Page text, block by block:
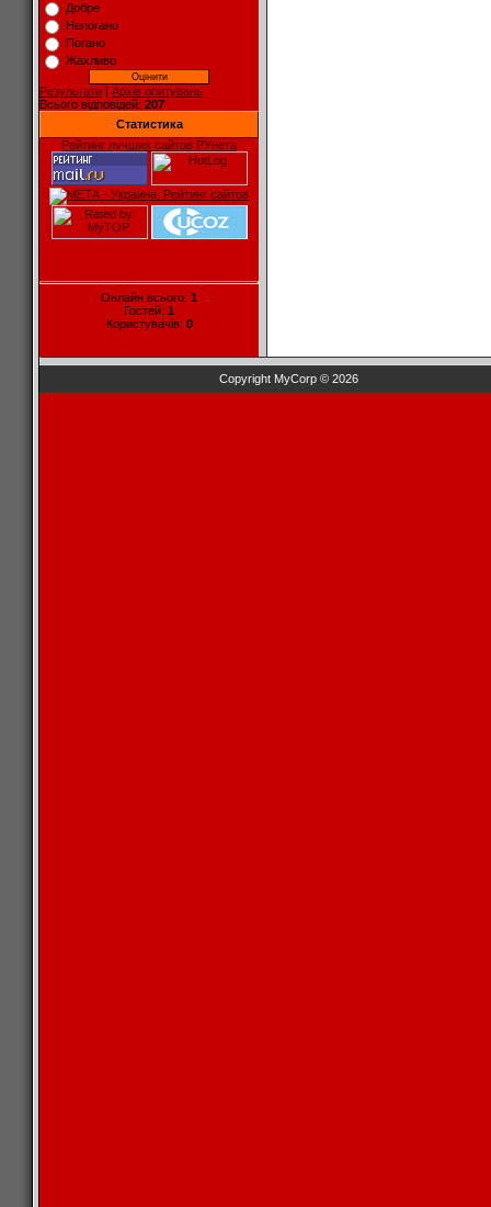
Добре
Непогано
Погано
Жахливо
Результати | Архів опитувань
Всього відповідей: 207
Статистика
Рейтинг лучших сайтов РУнета
Онлайн всього: 1
Гостей: 1
Користувачів: 0
Copyright MyCorp © 2026